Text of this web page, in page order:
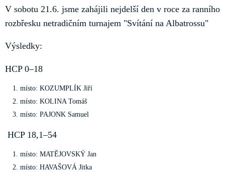
V sobotu 21.6. jsme zahájili nejdelší den v roce za ranního
rozbřesku netradičním turnajem "Svítání na Albatrossu"
Výsledky:
HCP 0–18
místo: KOZUMPLÍK Jiří
místo: KOLINA Tomáš
místo: PAJONK Samuel
HCP 18,1–54
místo: MATĚJOVSKÝ Jan
místo: HAVAŠOVÁ Jitka